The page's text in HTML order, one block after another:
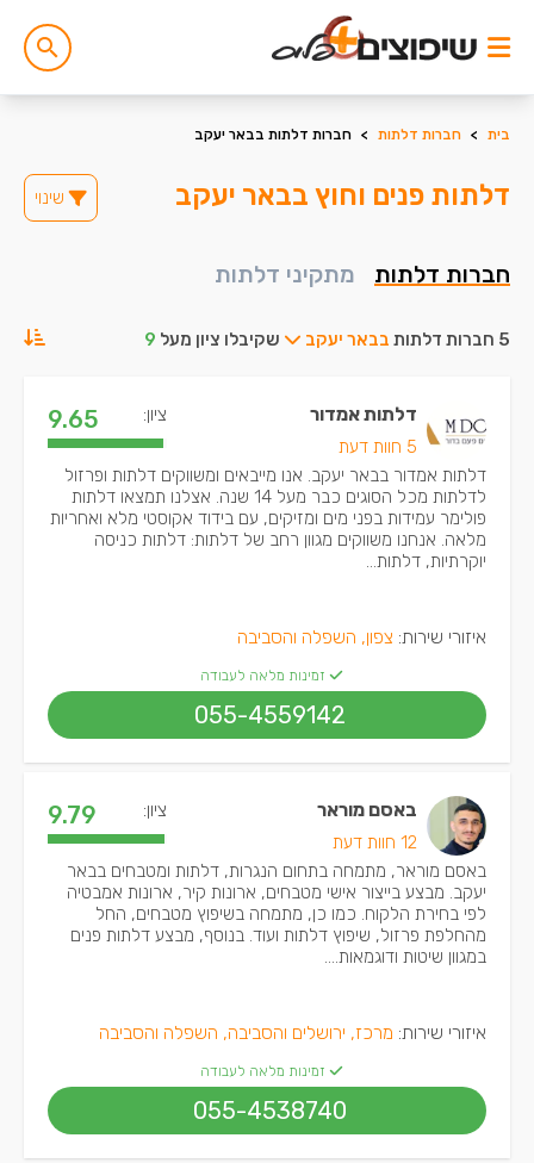
בית > חברות דלתות > חברות דלתות בבאר יעקב
דלתות פנים וחוץ בבאר יעקב שינוי
חברות דלתות מתקיני דלתות
5 חברות דלתות בבאר יעקב שקיבלו ציון מעל 9
דלתות אמדור
5 חוות דעת
ציון: 9.65
דלתות אמדור בבאר יעקב. אנו מייבאים ומשווקים דלתות ופרזול
לדלתות מכל הסוגים כבר מעל 14 שנה. אצלנו תמצאו דלתות
פולימר עמידות בפני מים ומזיקים, עם בידוד אקוסטי מלא ואחריות
מלאה. אנחנו משווקים מגוון רחב של דלתות: דלתות כניסה
יוקרתיות, דלתות...
איזורי שירות: צפון, השפלה והסביבה
זמינות מלאה לעבודה
055-4559142
באסם מוראר
12 חוות דעת
ציון: 9.79
באסם מוראר, מתמחה בתחום הנגרות, דלתות ומטבחים בבאר
יעקב. מבצע בייצור אישי מטבחים, ארונות קיר, ארונות אמבטיה
לפי בחירת הלקוח. כמו כן, מתמחה בשיפוץ מטבחים, החל
מהחלפת פרזול, שיפוץ דלתות ועוד. בנוסף, מבצע דלתות פנים
במגוון שיטות ודוגמאות....
איזורי שירות: מרכז, ירושלים והסביבה, השפלה והסביבה
זמינות מלאה לעבודה
055-4538740